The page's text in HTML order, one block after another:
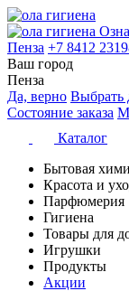
Пенза +7 8412
Ваш город
Пенза
Да, верно Выбрать
Состояние заказа
Каталог
Бытовая
Красота и
Парфюмерия
Гигиена
Товары для
Игрушки
Продукты
Акции